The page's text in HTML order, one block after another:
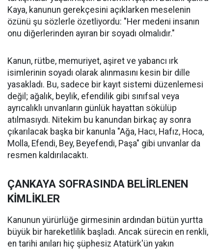
Kaya, kanunun gerekçesini açıklarken meselenin
özünü şu sözlerle özetliyordu: "Her medeni insanın
onu diğerlerinden ayıran bir soyadı olmalıdır."
Kanun, rütbe, memuriyet, aşiret ve yabancı ırk
isimlerinin soyadı olarak alınmasını kesin bir dille
yasakladı. Bu, sadece bir kayıt sistemi düzenlemesi
değil; ağalık, beylik, efendilik gibi sınıfsal veya
ayrıcalıklı unvanların günlük hayattan sökülüp
atılmasıydı. Nitekim bu kanundan birkaç ay sonra
çıkarılacak başka bir kanunla "Ağa, Hacı, Hafız, Hoca,
Molla, Efendi, Bey, Beyefendi, Paşa" gibi unvanlar da
resmen kaldırılacaktı.
ÇANKAYA SOFRASINDA BELİRLENEN
KİMLİKLER
Kanunun yürürlüğe girmesinin ardından bütün yurtta
büyük bir hareketlilik başladı. Ancak sürecin en renkli,
en tarihi anıları hiç şüphesiz Atatürk'ün yakın